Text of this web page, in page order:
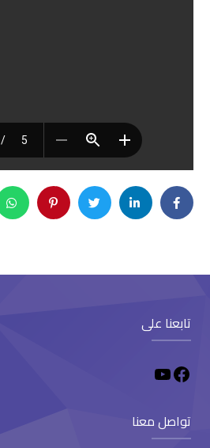
تابعنا على
تواصل معنا